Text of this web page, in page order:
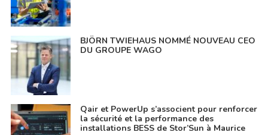
BJÖRN TWIEHAUS NOMMÉ NOUVEAU CEO
DU GROUPE WAGO
Qair et PowerUp s’associent pour renforcer
la sécurité et la performance des
installations BESS de Stor’Sun à Maurice